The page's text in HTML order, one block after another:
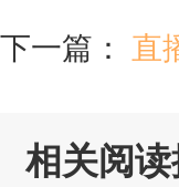
下一篇： 直
相关阅